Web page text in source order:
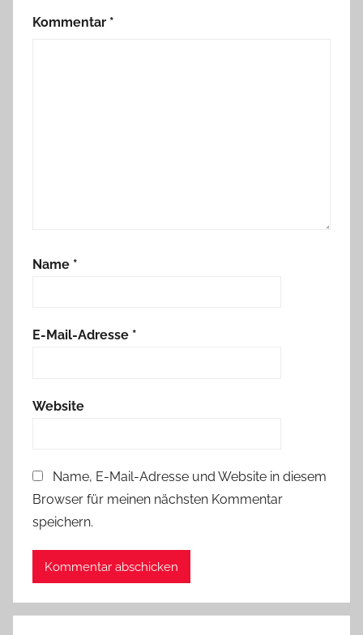
Kommentar *
Name *
E-Mail-Adresse *
Website
Name, E-Mail-Adresse und Website in diesem
Browser für meinen nächsten Kommentar
speichern.